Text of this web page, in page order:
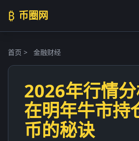
₿ 币圈网
首页 > 金融财经
2026年行情
在明年牛市持
币的秘诀